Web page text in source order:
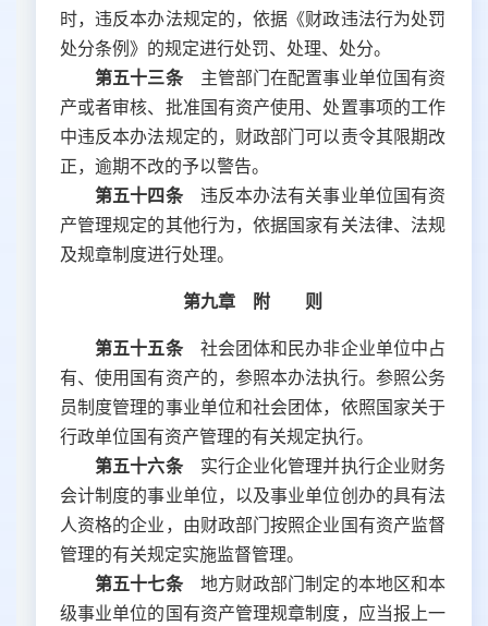
时，违反本办法规定的，依据《财政违法行为处罚
处分条例》的规定进行处罚、处理、处分。
第五十三条主管部门在配置事业单位国有资
产或者审核、批准国有资产使用、处置事项的工作
中违反本办法规定的，财政部门可以责令其限期改
正，逾期不改的予以警告。
第五十四条违反本办法有关事业单位国有资
产管理规定的其他行为，依据国家有关法律、法规
及规章制度进行处理。
第九章 附 则
第五十五条社会团体和民办非企业单位中占
有、使用国有资产的，参照本办法执行。参照公务
员制度管理的事业单位和社会团体，依照国家关于
行政单位国有资产管理的有关规定执行。
第五十六条实行企业化管理并执行企业财务
会计制度的事业单位，以及事业单位创办的具有法
人资格的企业，由财政部门按照企业国有资产监督
管理的有关规定实施监督管理。
第五十七条地方财政部门制定的本地区和本
级事业单位的国有资产管理规章制度，应当报上一